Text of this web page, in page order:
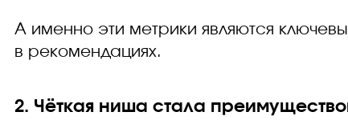
А именно эти метрики являются
в рекомендациях.
2. Чёткая ниша стала